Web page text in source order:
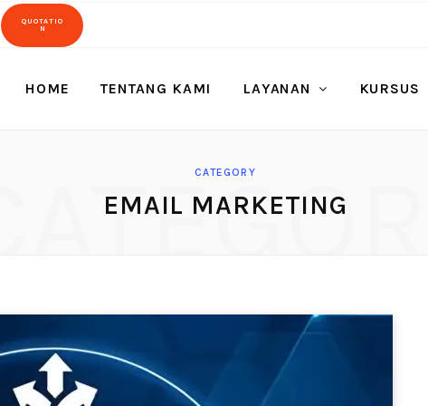
QUOTATIO
N
HOME TENTANG KAMI LAYANAN KURSUS
CATEGORY
EMAIL MARKETING
CATEGORY